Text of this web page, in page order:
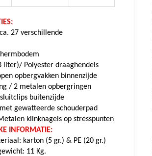
27 verschillende
liter)/ Polyester draaghendels
opbergvakken binnenzijde
/ 2 metalen opbergringen
buitenzijde
gewatteerde schouderpad
klinknagels op stresspunten
INFORMATIE:
karton (5 gr.) & PE (20 gr.)
11 Kg.